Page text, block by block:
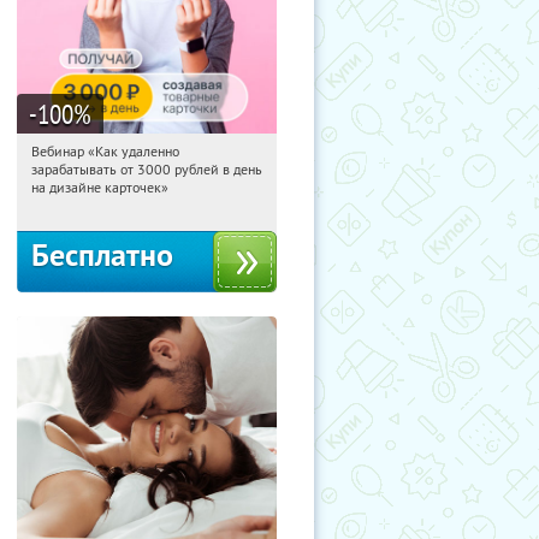
-100%
11:51:36 Получили:
Россия
Вебинар «Как удаленно
зарабатывать от 3000 рублей в день
на дизайне карточек»
Бесплатно